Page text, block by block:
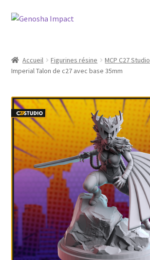
Aller
navigation
Aller
Cart
Checkout
My account
Shop
Wishlist
Accueil Figurines résine MCP C27 Studio
Imperial Talon de c27 avec base 35mm